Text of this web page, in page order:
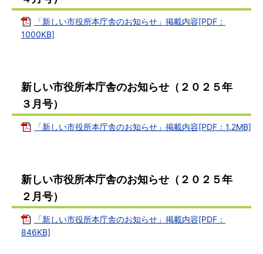
「新しい市役所本庁舎のお知らせ」掲載内容[PDF：
1000KB]
新しい市役所本庁舎のお知らせ（２０２５年
３月号）
「新しい市役所本庁舎のお知らせ」掲載内容[PDF：1.2MB]
新しい市役所本庁舎のお知らせ（２０２５年
２月号）
「新しい市役所本庁舎のお知らせ」掲載内容[PDF：
846KB]